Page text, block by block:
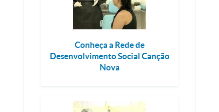
Conheça a Rede de
Desenvolvimento Social Canção
Nova